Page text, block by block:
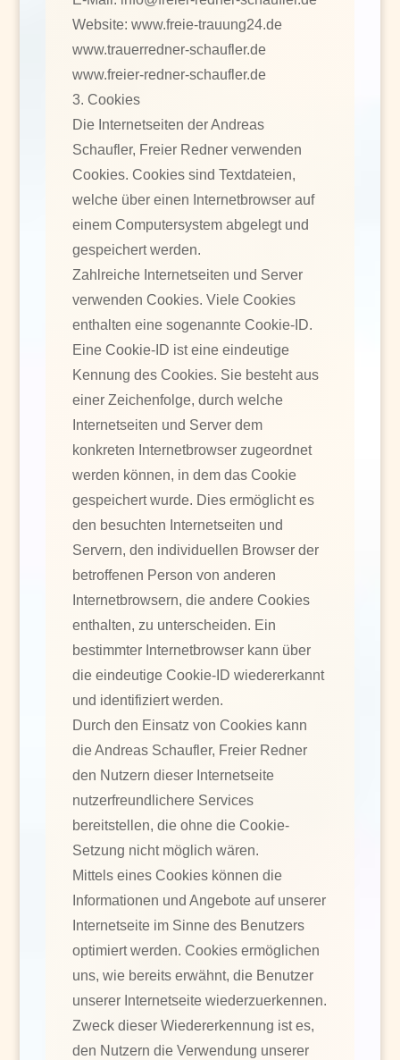
Website: www.freie-trauung24.de
www.trauerredner-schaufler.de
www.freier-redner-schaufler.de
3. Cookies
Die Internetseiten der Andreas
Schaufler, Freier Redner verwenden
Cookies. Cookies sind Textdateien,
welche über einen Internetbrowser auf
einem Computersystem abgelegt und
gespeichert werden.
Zahlreiche Internetseiten und Server
verwenden Cookies. Viele Cookies
enthalten eine sogenannte Cookie-ID.
Eine Cookie-ID ist eine eindeutige
Kennung des Cookies. Sie besteht aus
einer Zeichenfolge, durch welche
Internetseiten und Server dem
konkreten Internetbrowser zugeordnet
werden können, in dem das Cookie
gespeichert wurde. Dies ermöglicht es
den besuchten Internetseiten und
Servern, den individuellen Browser der
betroffenen Person von anderen
Internetbrowsern, die andere Cookies
enthalten, zu unterscheiden. Ein
bestimmter Internetbrowser kann über
die eindeutige Cookie-ID wiedererkannt
und identifiziert werden.
Durch den Einsatz von Cookies kann
die Andreas Schaufler, Freier Redner
den Nutzern dieser Internetseite
nutzerfreundlichere Services
bereitstellen, die ohne die Cookie-
Setzung nicht möglich wären.
Mittels eines Cookies können die
Informationen und Angebote auf unserer
Internetseite im Sinne des Benutzers
optimiert werden. Cookies ermöglichen
uns, wie bereits erwähnt, die Benutzer
unserer Internetseite wiederzuerkennen.
Zweck dieser Wiedererkennung ist es,
den Nutzern die Verwendung unserer